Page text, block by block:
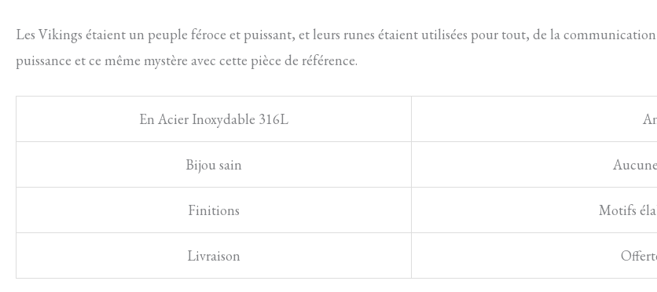
Les Vikings étaient un peuple féroce et puissant, et leurs runes étaient utilisées pour tout, de la
puissance et ce même mystère avec cette pièce de référence.
En Acier Inoxydable 316L
Bijou sain
Finitions Motifs
Livraison